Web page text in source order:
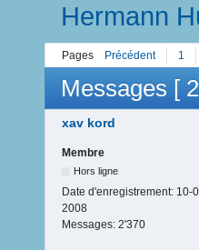
Hermann
Pages Précédent 1
Messages [
xav kord
Membre
Hors ligne
Date d'enregistrement: 10-
2008
Messages: 2'370